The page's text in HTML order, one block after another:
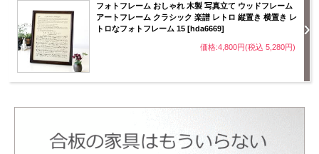
フォトフレーム おしゃれ 木製 写真立て ウッドフレーム
アートフレーム クラシック 楽譜 レトロ 縦置き 横置き レ
トロなフォトフレーム 15 [hda6669]
価格:4,800円(税込 5,280円)